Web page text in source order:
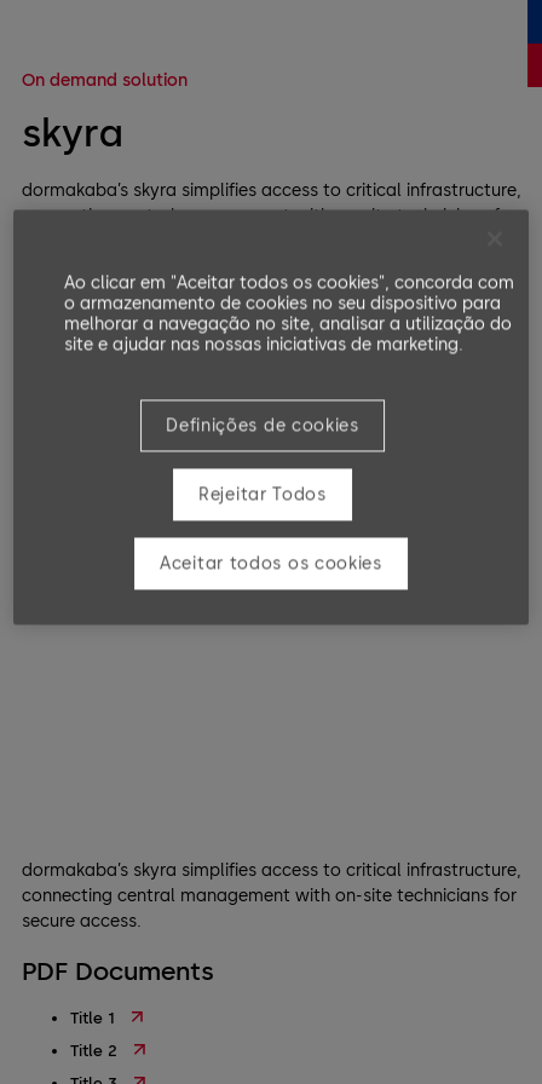
On demand solution
skyra
dormakaba’s skyra simplifies access to critical infrastructure,
connecting central management with on-site technicians for
dormakaba’s skyra simplifies access to critical infrastructure,
connecting central management with on-site technicians for
secure access.
PDF Documents
Title 1
Title 2
Ao clicar em "Aceitar todos os cookies", concorda com
o armazenamento de cookies no seu dispositivo para
melhorar a navegação no site, analisar a utilização do
site e ajudar nas nossas iniciativas de marketing.
Definições de cookies
Rejeitar Todos
Aceitar todos os cookies